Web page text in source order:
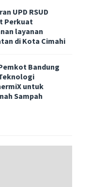
UPD RSUD
Perkuat
layanan
di Kota Cimahi
Bandung
untuk
Sampah